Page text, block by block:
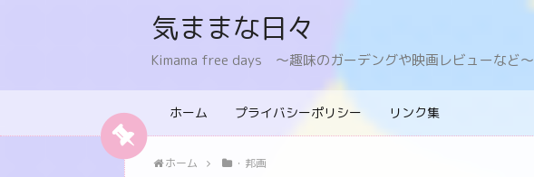
気ままな日々
Kimama free days 〜趣味のガーデングや映画レビューなど〜
ホーム プライバシーポリシー リンク集
ホーム ・邦画